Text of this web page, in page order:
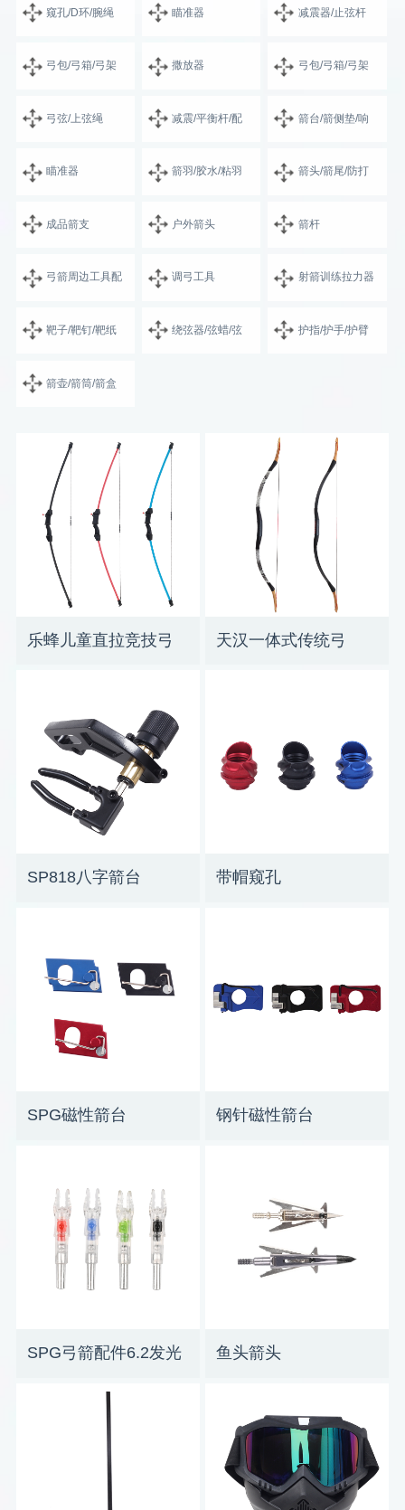
窥孔/D环/腕绳 瞄准器 减震器/止弦杆
弓包/弓箱/弓架 撒放器 弓包/弓箱/弓架
弓弦/上弦绳 减震/平衡杆/配 箭台/箭侧垫/响
瞄准器 箭羽/胶水/粘羽 箭头/箭尾/防打
成品箭支 户外箭头 箭杆
弓箭周边工具配 调弓工具 射箭训练拉力器
靶子/靶钉/靶纸 绕弦器/弦蜡/弦 护指/护手/护臂
箭壶/箭筒/箭盒
乐蜂儿童直拉竞技弓 天汉一体式传统弓
SP818八字箭台 带帽窥孔
SPG磁性箭台 钢针磁性箭台
SPG弓箭配件6.2发光
鱼头箭头